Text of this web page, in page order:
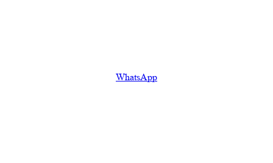
WhatsApp